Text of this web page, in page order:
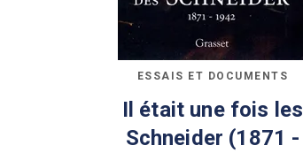
ESSAIS ET DOCUMENTS
Il était une fois les
Schneider (1871 -